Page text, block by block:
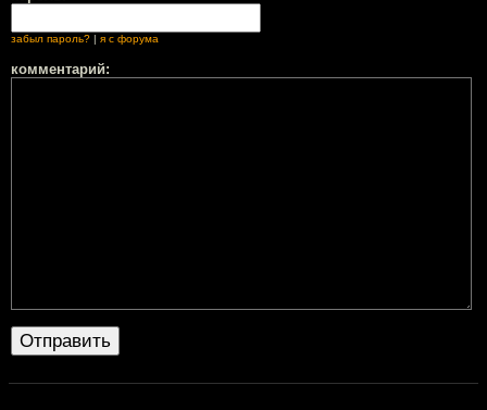
забыл пароль? я с форума
комментарий: